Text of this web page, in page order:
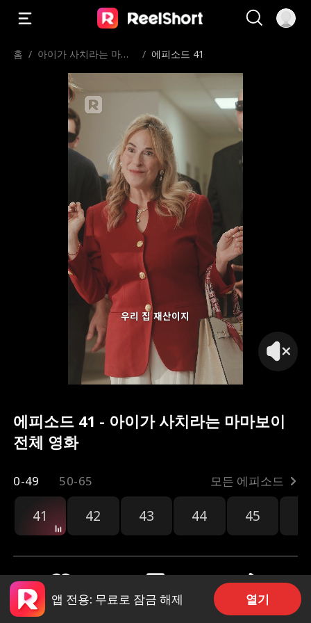
홈 / 아이가 사치라는 마마
/ 에피소드 41
우리 집 재산이지
에피소드 41 - 아이가 사치라는 마마보이
전체 영화
0-49 50-65 모든 에피소드
41 42 43 44 45
18 212 공유
앱 전용: 무료로 잠금 해제 열기